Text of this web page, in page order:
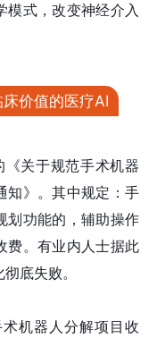
模式，改变神经介入
价值的医疗AI
《关于规范手术机器
知》。其中规定：手
划功能的，辅助操作
费。有业内人士据此
底失败。
机器人分解项目收